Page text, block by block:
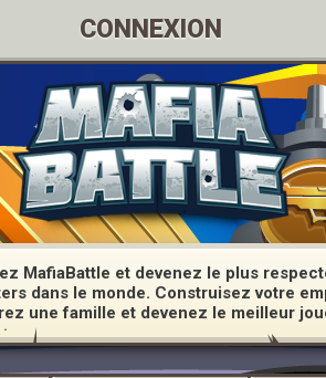
CONNEXION
MafiaBattle et devenez le plus
dans le monde. Construisez votre
une famille et devenez le meilleur